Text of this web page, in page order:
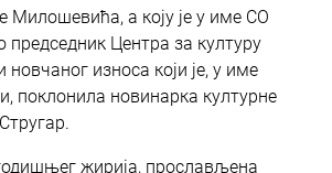
Милошевића, а коју је у име СО
Центра за културу
износа који је, у име
поклонила новинарка културне
жирија, прослављена